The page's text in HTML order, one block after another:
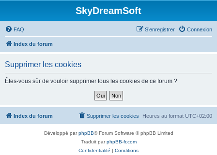
SkyDreamSoft
FAQ Connexion
S’enregistrer
Index du forum
Supprimer les cookies
Êtes-vous sûr de vouloir supprimer tous les cookies de ce forum ?
Index du forum Heures au format UTC+02:00
Supprimer les cookies
Développé parphpBB® Forum Software © phpBB Limited
Traduit parphpBB-fr.com
Confidentialité | Conditions